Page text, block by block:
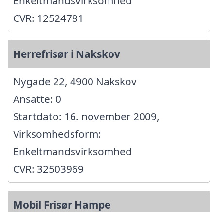
CVR: 12524781
Herrefrisør i Nakskov
Nygade 22, 4900 Nakskov
Ansatte: 0
Startdato: 16. november 2009,
Virksomhedsform:
Enkeltmandsvirksomhed
CVR: 32503969
Mobil Frisør Hampe